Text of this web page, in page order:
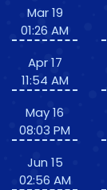
Mar 19
01:26 AM
Apr 17
11:54 AM
May 16
08:03 PM
Jun 15
02:56 AM